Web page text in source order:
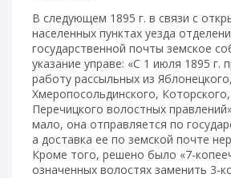
В следующем 1895 г. в связи с
населенных пунктах уезда
государственной почты земское
указание управе: «С 1 июля 1895 г.
работу рассыльных из Яблонецкого,
Хмеропосольдинского,
Перечицкого волостных
мало, она отправляется по
а доставка ее по земской почте
Кроме того, решено было «7-
означенных волостях заменить 3-